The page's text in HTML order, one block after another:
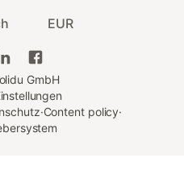
EUR
GmbH
·Content policy·